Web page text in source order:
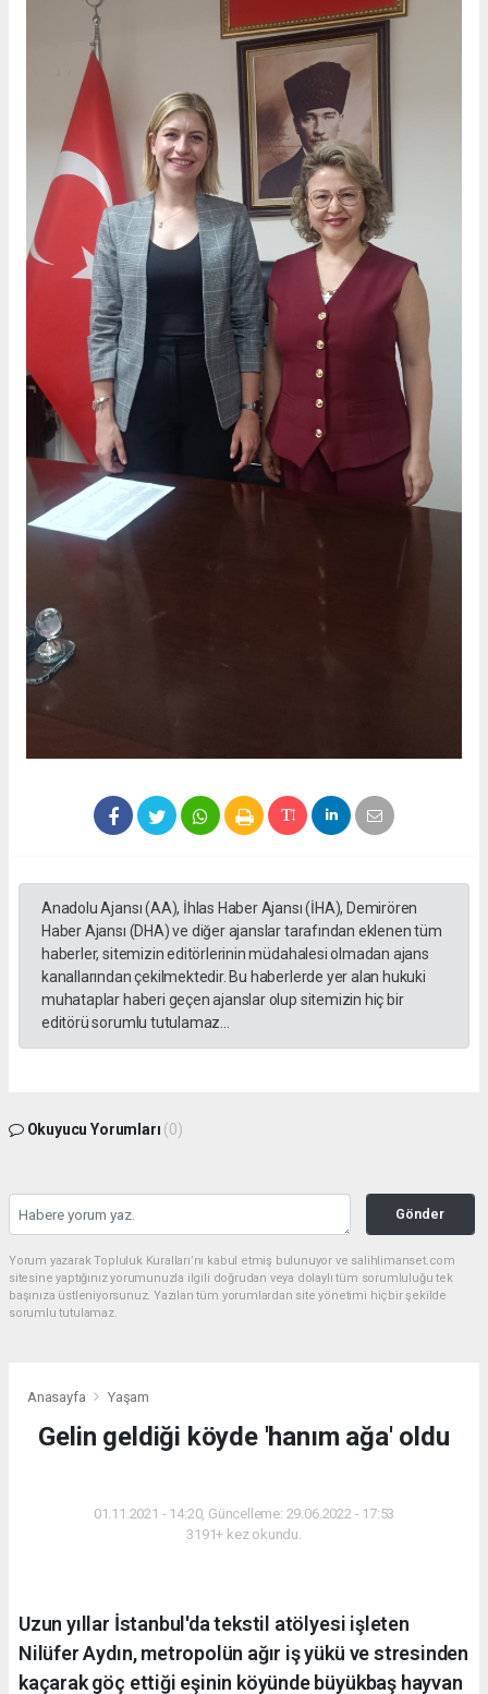
Anadolu Ajansı (AA), İhlas Haber Ajansı (İHA), Demirören
Haber Ajansı (DHA) ve diğer ajanslar tarafından eklenen tüm
haberler, sitemizin editörlerinin müdahalesi olmadan ajans
kanallarından çekilmektedir. Bu haberlerde yer alan hukuki
muhataplar haberi geçen ajanslar olup sitemizin hiç bir
editörü sorumlu tutulamaz...
Okuyucu Yorumları (0)
Gönder
Yorum yazarak Topluluk Kuralları’nı kabul etmiş bulunuyor ve salihlimanset.com
sitesine yaptığınız yorumunuzla ilgili doğrudan veya dolaylı tüm sorumluluğu tek
başınıza üstleniyorsunuz. Yazılan tüm yorumlardan site yönetimi hiçbir şekilde
sorumlu tutulamaz.
Anasayfa Yaşam
Gelin geldiği köyde 'hanım ağa' oldu
01.11.2021 - 14:20, Güncelleme: 29.06.2022 - 17:53
3191+ kez okundu.
Uzun yıllar İstanbul'da tekstil atölyesi işleten
Nilüfer Aydın, metropolün ağır iş yükü ve stresinden
kaçarak göç ettiği eşinin köyünde büyükbaş hayvan